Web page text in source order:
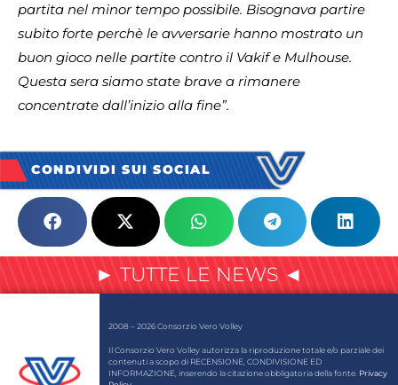
partita nel minor tempo possibile. Bisognava partire
subito forte perchè le avversarie hanno mostrato un
buon gioco nelle partite contro il Vakif e Mulhouse.
Questa sera siamo state brave a rimanere
concentrate dall’inizio alla fine”.
CONDIVIDI SUI SOCIAL
► TUTTE LE NEWS ◄
2008 – 2026 Consorzio Vero Volley
Il Consorzio Vero Volley autorizza la riproduzione totale e/o parziale dei
contenuti a scopo di RECENSIONE, CONDIVISIONE ED
INFORMAZIONE, inserendo la citazione obbligatoria della fonte. Privacy